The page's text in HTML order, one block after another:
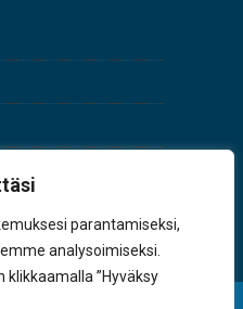
parantamiseksi,
analysoimiseksi.
”Hyväksy